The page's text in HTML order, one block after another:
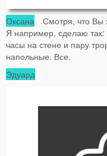
Оксана Смотря, что Вы
Я например, сделаю так:
часы на стене и пару
напольные. Все.
Эдуард